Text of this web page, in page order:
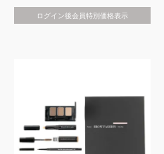
ログイン後会員特別価格表示